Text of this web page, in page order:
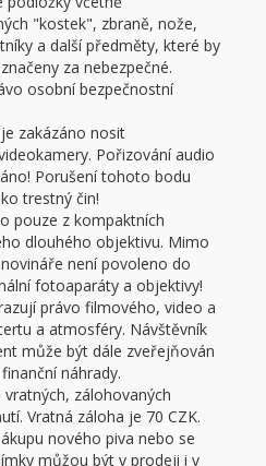
"kostek", zbraně, nože,
a další předměty, které by
za nebezpečné.
osobní bezpečnostní
zakázáno nosit
Pořizování audio
Porušení tohoto bodu
trestný čin!
pouze z kompaktních
dlouhého objektivu. Mimo
není povoleno do
fotoaparáty a objektivy!
právo filmového, video a
a atmosféry. Návštěvník
může být dále zveřejňován
náhrady.
zálohovaných
Vratná záloha je 70 CZK.
nového piva nebo se
můžou být v prodeji i v